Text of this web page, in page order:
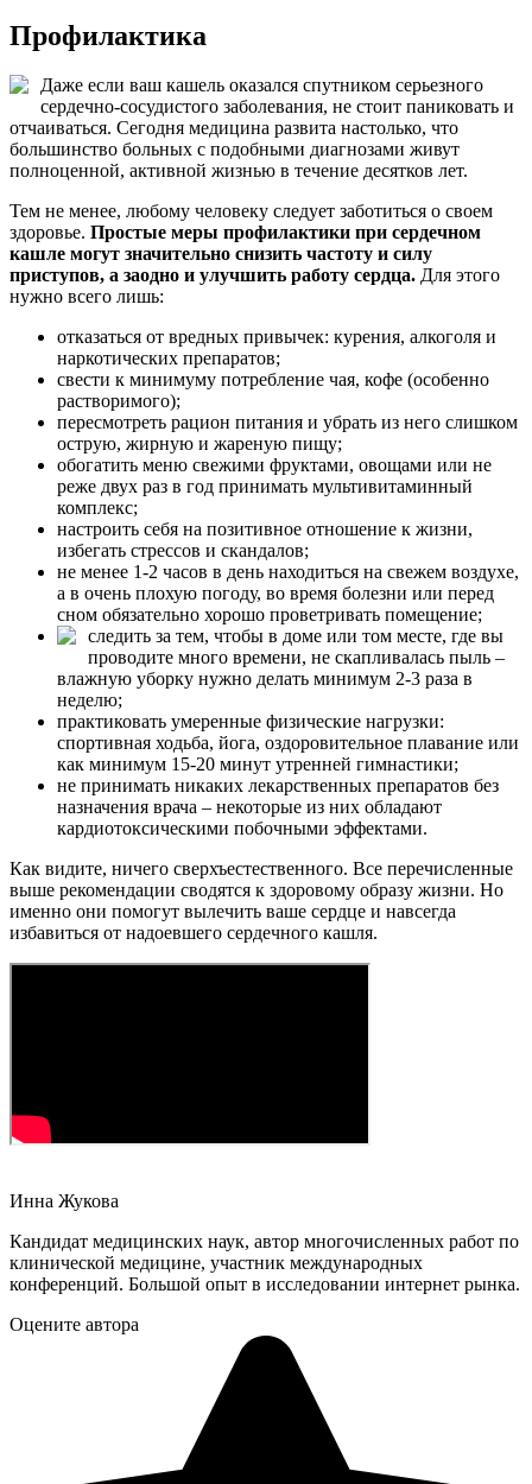
Профилактика
Даже если ваш кашель оказался спутником серьезного
сердечно-сосудистого заболевания, не стоит паниковать и
отчаиваться. Сегодня медицина развита настолько, что
большинство больных с подобными диагнозами живут
полноценной, активной жизнью в течение десятков лет.
Тем не менее, любому человеку следует заботиться о своем
здоровье. Простые меры профилактики при сердечном
кашле могут значительно снизить частоту и силу
приступов, а заодно и улучшить работу сердца. Для этого
нужно всего лишь:
отказаться от вредных привычек: курения, алкоголя и
наркотических препаратов;
свести к минимуму потребление чая, кофе (особенно
растворимого);
пересмотреть рацион питания и убрать из него слишком
острую, жирную и жареную пищу;
обогатить меню свежими фруктами, овощами или не
реже двух раз в год принимать мультивитаминный
комплекс;
настроить себя на позитивное отношение к жизни,
избегать стрессов и скандалов;
не менее 1-2 часов в день находиться на свежем воздухе,
а в очень плохую погоду, во время болезни или перед
сном обязательно хорошо проветривать помещение;
следить за тем, чтобы в доме или том месте, где вы
проводите много времени, не скапливалась пыль –
влажную уборку нужно делать минимум 2-3 раза в
неделю;
практиковать умеренные физические нагрузки:
спортивная ходьба, йога, оздоровительное плавание или
как минимум 15-20 минут утренней гимнастики;
не принимать никаких лекарственных препаратов без
назначения врача – некоторые из них обладают
кардиотоксическими побочными эффектами.
Как видите, ничего сверхъестественного. Все перечисленные
выше рекомендации сводятся к здоровому образу жизни. Но
именно они помогут вылечить ваше сердце и навсегда
избавиться от надоевшего сердечного кашля.
Инна Жукова
Кандидат медицинских наук, автор многочисленных работ по
клинической медицине, участник международных
конференций. Большой опыт в исследовании интернет рынка.
Оцените автора